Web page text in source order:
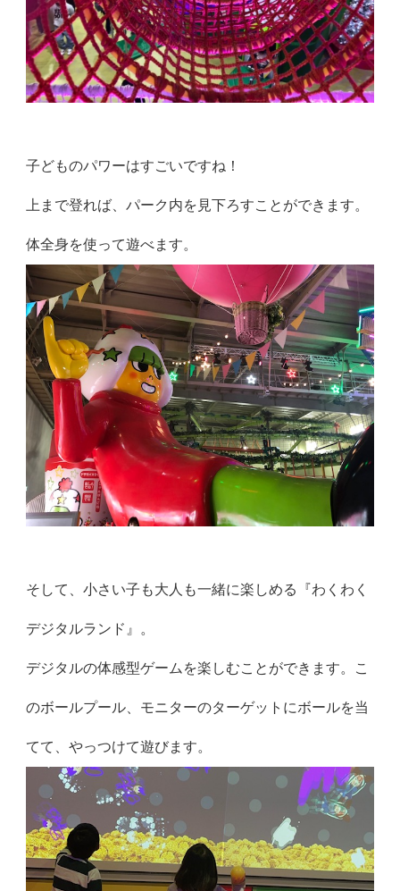
子どものパワーはすごいですね！
上まで登れば、パーク内を見下ろすことができます。
体全身を使って遊べます。
そして、小さい子も大人も一緒に楽しめる『わくわく
デジタルランド』。
デジタルの体感型ゲームを楽しむことができます。こ
のボールプール、モニターのターゲットにボールを当
てて、やっつけて遊びます。